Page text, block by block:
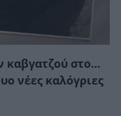
καβγατζού στο…
νέες καλόγριες